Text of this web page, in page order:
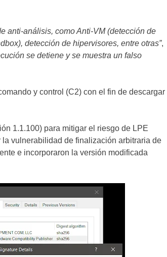
anti-análisis, como Anti-VM (detección de
detección de hipervisores, entre otras”,
se detiene y se muestra un falso
y control (C2) con el fin de descargar
1.1.100) para mitigar el riesgo de LPE
vulnerabilidad de finalización arbitraria de
e incorporaron la versión modificada